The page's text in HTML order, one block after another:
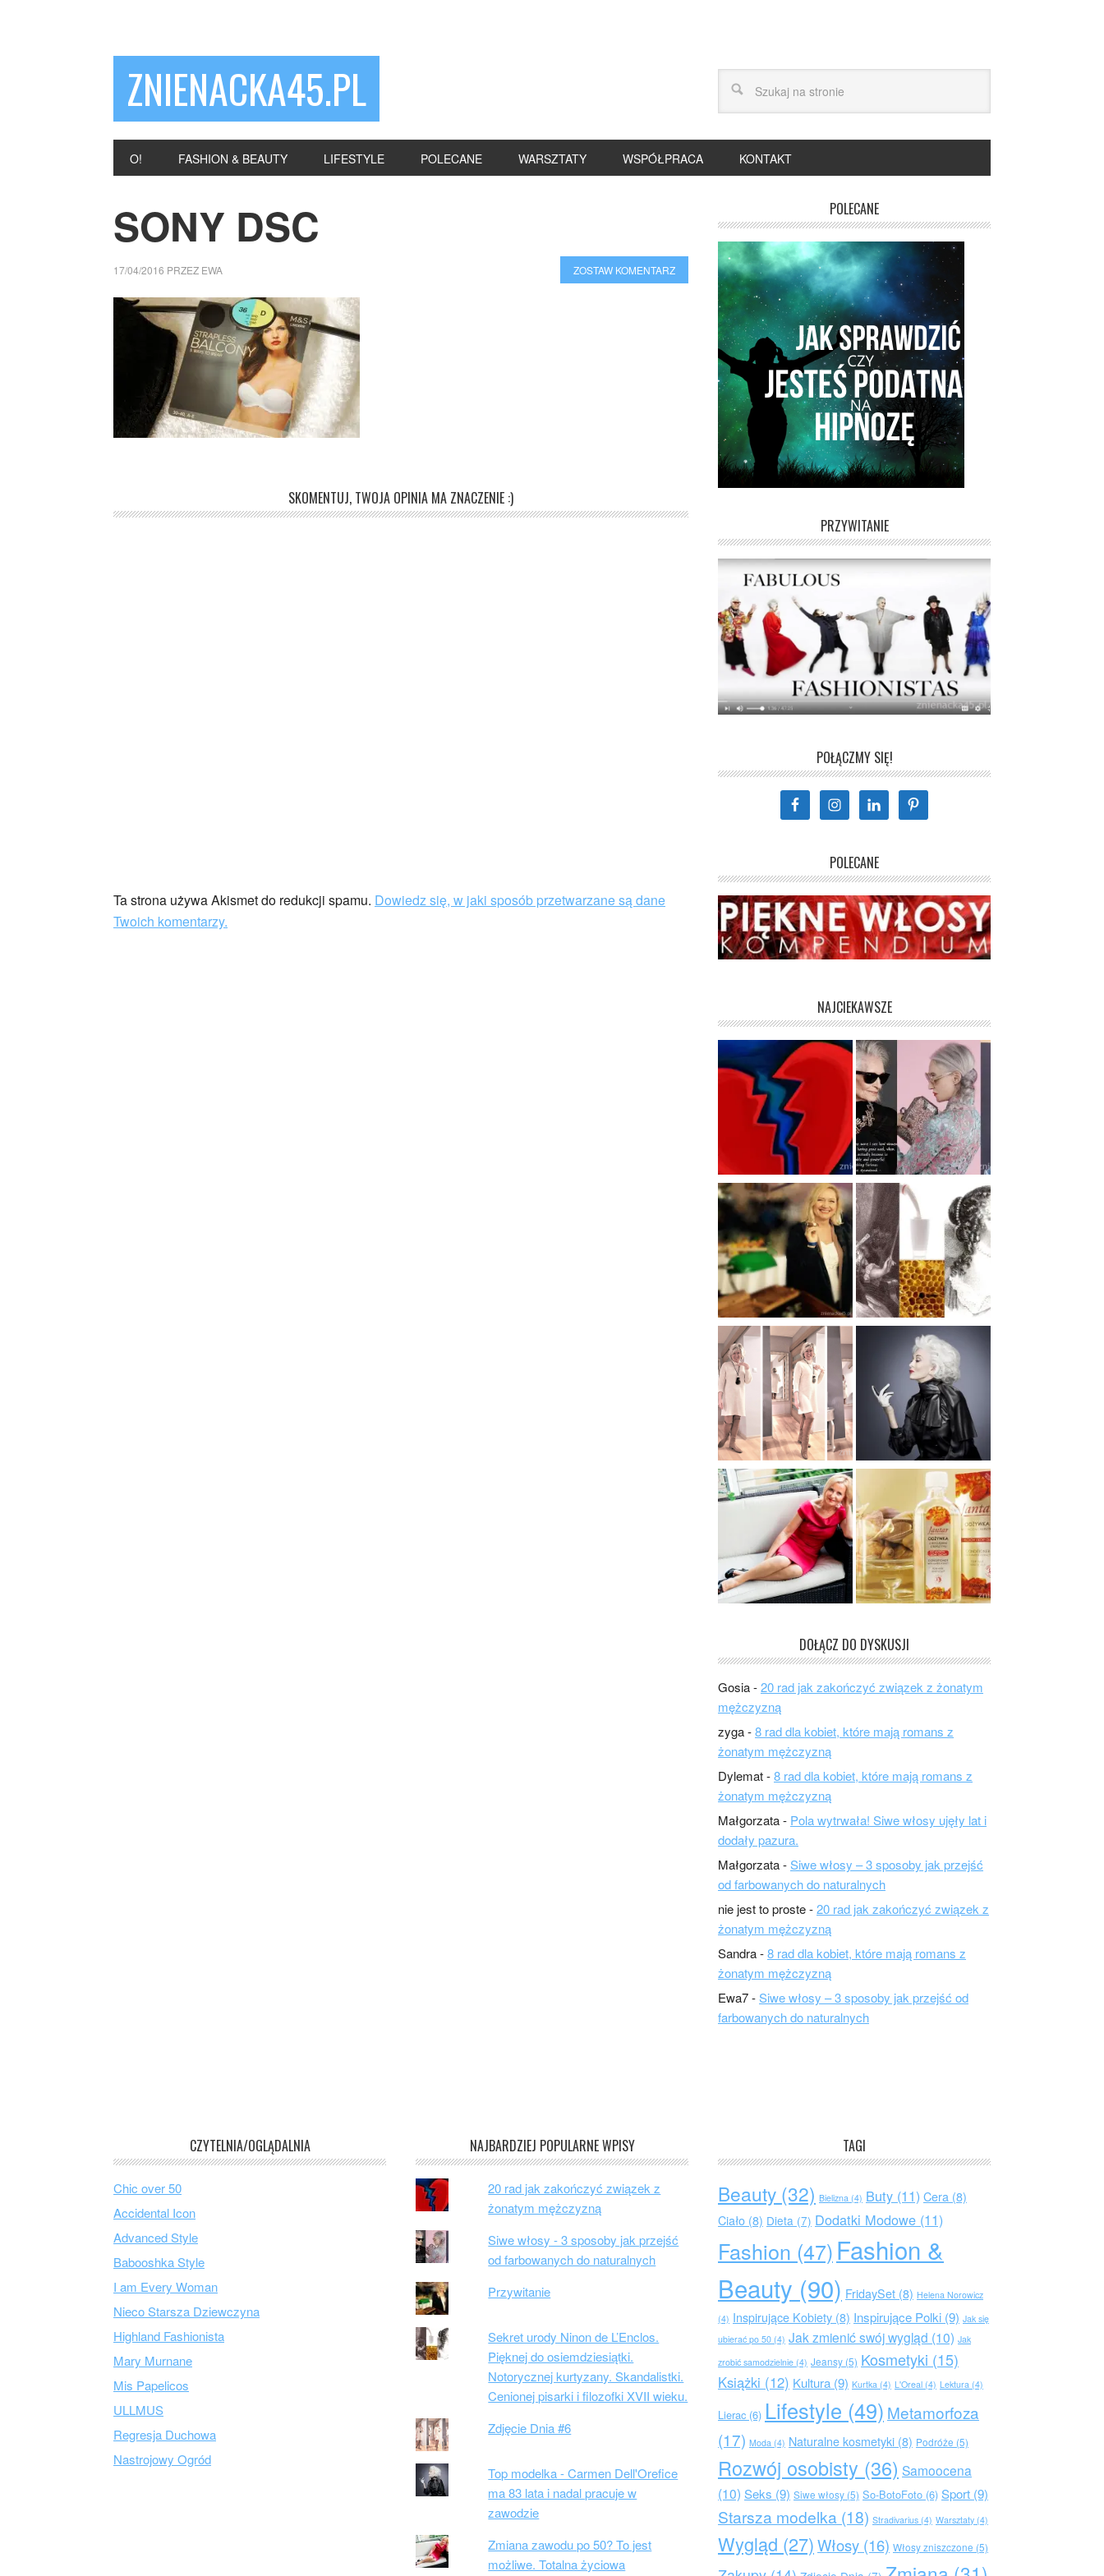
ZNIENACKA45.PL
O! FASHION & BEAUTY LIFESTYLE POLECANE WARSZTATY WSPÓŁPRACA KONTAKT
SONY DSC
17/04/2016 PRZEZ EWA ZOSTAW KOMENTARZ
SKOMENTUJ, TWOJA OPINIA MA ZNACZENIE :)
Ta strona używa Akismet do redukcji spamu. Dowiedz się, w jaki sposób przetwarzane są dane
Twoich komentarzy.
POLECANE
PRZYWITANIE
POŁĄCZMY SIĘ!
POLECANE
NAJCIEKAWSZE
DOŁĄCZ DO DYSKUSJI
Gosia-20 rad jak zakończyć związek z żonatym
mężczyzną
zyga-8 rad dla kobiet, które mają romans z
żonatym mężczyzną
Dylemat-8 rad dla kobiet, które mają romans z
żonatym mężczyzną
Małgorzata- Pola wytrwała! Siwe włosy ujęły lat i
dodały pazura.
Małgorzata-Siwe włosy – 3 sposoby jak przejść
od farbowanych do naturalnych
nie jest to proste-20 rad jak zakończyć związek z
żonatym mężczyzną
Sandra-8 rad dla kobiet, które mają romans z
żonatym mężczyzną
Ewa7-Siwe włosy – 3 sposoby jak przejść od
farbowanych do naturalnych
CZYTELNIA/OGLĄDALNIA
Chic over 50
Accidental Icon
Advanced Style
Babooshka Style
I am Every Woman
Nieco Starsza Dziewczyna
Highland Fashionista
Mary Murnane
Mis Papelicos
ULLMUS
Regresja Duchowa
Nastrojowy Ogród
NAJBARDZIEJ POPULARNE WPISY
20 rad jak zakończyć związek z
żonatym mężczyzną
Siwe włosy - 3 sposoby jak przejść
od farbowanych do naturalnych
Przywitanie
Sekret urody Ninon de L’Enclos.
Pięknej do osiemdziesiątki.
Notorycznej kurtyzany. Skandalistki.
Cenionej pisarki i filozofki XVII wieku.
Zdjęcie Dnia #6
Top modelka - Carmen Dell'Orefice
ma 83 lata i nadal pracuje w
zawodzie
Zmiana zawodu po 50? To jest
możliwe. Totalna życiowa
TAGI
Beauty (32) Bielizna (4) Buty (11) Cera (8)
Ciało (8) Dieta (7) Dodatki Modowe (11)
Fashion (47)Fashion &
Beauty (90) FridaySet (8) Helena Norowicz
(4) Inspirujące Kobiety (8) Inspirujące Polki (9) Jak się
ubierać po 50 (4) Jak zmienić swój wygląd (10) Jak
zrobić samodzielnie (4) Jeansy (5) Kosmetyki (15)
Książki (12) Kultura (9) Kurtka (4) L'Oreal (4) Lektura (4)
Lierac (6) Lifestyle (49) Metamorfoza
(17) Moda (4) Naturalne kosmetyki (8) Podróże (5)
Rozwój osobisty (36) Samoocena
(10) Seks (9) Siwe włosy (5) So-BotoFoto (6) Sport (9)
Starsza modelka (18) Stradivarius (4) Warsztaty (4)
Wygląd (27)Włosy (16) Włosy zniszczone (5)